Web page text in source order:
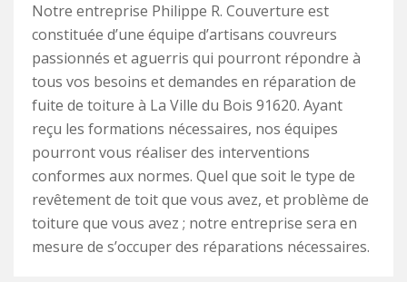
Notre entreprise Philippe R. Couverture est
constituée d’une équipe d’artisans couvreurs
passionnés et aguerris qui pourront répondre à
tous vos besoins et demandes en réparation de
fuite de toiture à La Ville du Bois 91620. Ayant
reçu les formations nécessaires, nos équipes
pourront vous réaliser des interventions
conformes aux normes. Quel que soit le type de
revêtement de toit que vous avez, et problème de
toiture que vous avez ; notre entreprise sera en
mesure de s’occuper des réparations nécessaires.